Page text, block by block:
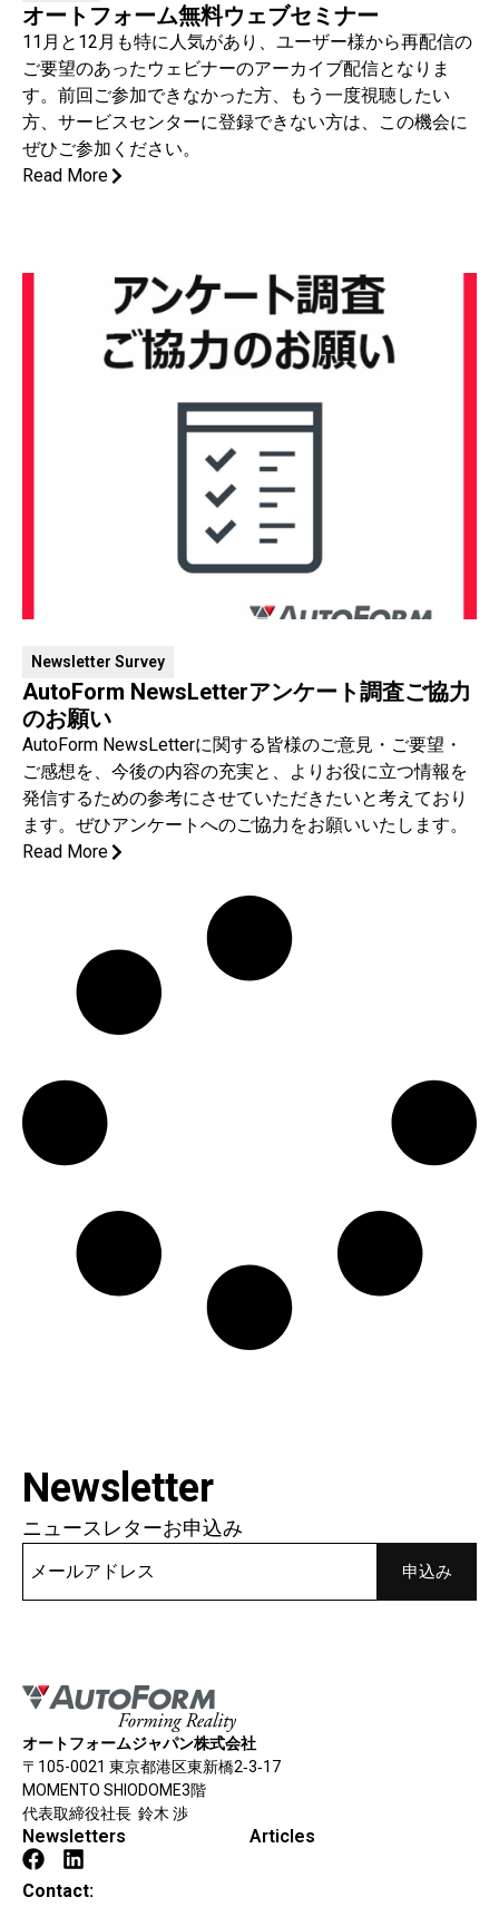
オートフォーム無料ウェブセミナー
11月と12月も特に人気があり、ユーザー様から再配信の
ご要望のあったウェビナーのアーカイブ配信となりま
す。前回ご参加できなかった方、もう一度視聴したい
方、サービスセンターに登録できない方は、この機会に
ぜひご参加ください。
Read More
Newsletter Survey
AutoForm NewsLetterアンケート調査ご協力
のお願い
AutoForm NewsLetterに関する皆様のご意見・ご要望・
ご感想を、今後の内容の充実と、よりお役に立つ情報を
発信するための参考にさせていただきたいと考えており
ます。ぜひアンケートへのご協力をお願いいたします。
Read More
Newsletter
ニュースレターお申込み
オートフォームジャパン株式会社
〒105-0021 東京都港区東新橋2‐3‐17
MOMENTO SHIODOME3階
代表取締役社長 鈴木 渉
Newsletters Articles
Contact: